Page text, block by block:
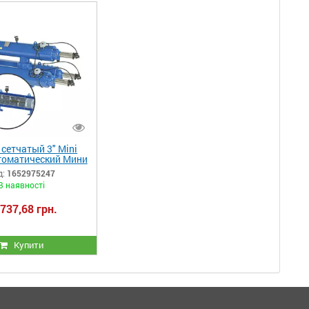
3" Mini
Мини
Amiad
1652975247
наявності
грн.
Купити